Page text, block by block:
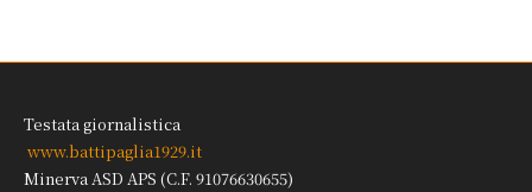
Testata giornalistica
www.battipaglia1929.it
Minerva ASD APS (C.F. 91076630655)